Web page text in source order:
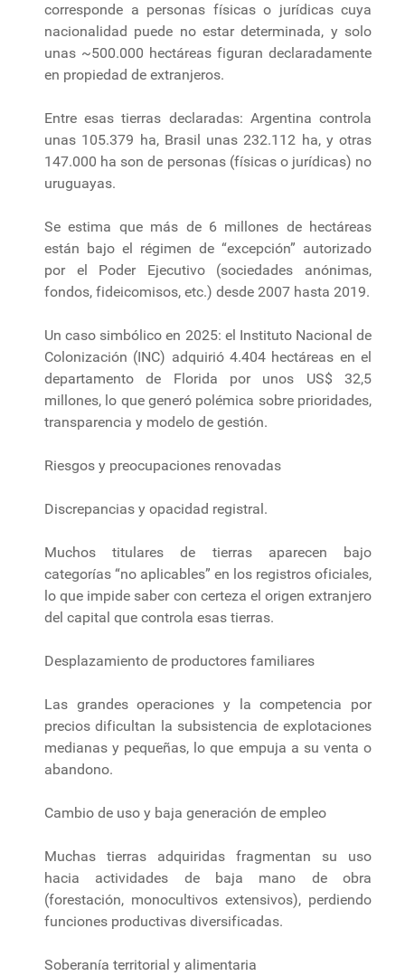
corresponde a personas físicas o jurídicas cuya
nacionalidad puede no estar determinada, y solo
unas ~500.000 hectáreas figuran declaradamente
en propiedad de extranjeros.
Entre esas tierras declaradas: Argentina controla
unas 105.379 ha, Brasil unas 232.112 ha, y otras
147.000 ha son de personas (físicas o jurídicas) no
uruguayas.
Se estima que más de 6 millones de hectáreas
están bajo el régimen de “excepción” autorizado
por el Poder Ejecutivo (sociedades anónimas,
fondos, fideicomisos, etc.) desde 2007 hasta 2019.
Un caso simbólico en 2025: el Instituto Nacional de
Colonización (INC) adquirió 4.404 hectáreas en el
departamento de Florida por unos US$ 32,5
millones, lo que generó polémica sobre prioridades,
transparencia y modelo de gestión.
Riesgos y preocupaciones renovadas
Discrepancias y opacidad registral.
Muchos titulares de tierras aparecen bajo
categorías “no aplicables” en los registros oficiales,
lo que impide saber con certeza el origen extranjero
del capital que controla esas tierras.
Desplazamiento de productores familiares
Las grandes operaciones y la competencia por
precios dificultan la subsistencia de explotaciones
medianas y pequeñas, lo que empuja a su venta o
abandono.
Cambio de uso y baja generación de empleo
Muchas tierras adquiridas fragmentan su uso
hacia actividades de baja mano de obra
(forestación, monocultivos extensivos), perdiendo
funciones productivas diversificadas.
Soberanía territorial y alimentaria